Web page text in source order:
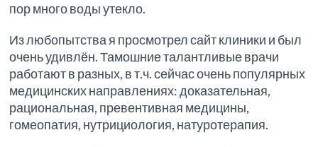
пор много воды утекло.
Из любопытства я просмотрел сайт клиники и был
очень удивлён. Тамошние талантливые врачи
работают в разных, в т.ч. сейчас очень популярных
медицинских направлениях: доказательная,
рациональная, превентивная медицины,
гомеопатия, нутрициология, натуротерапия.